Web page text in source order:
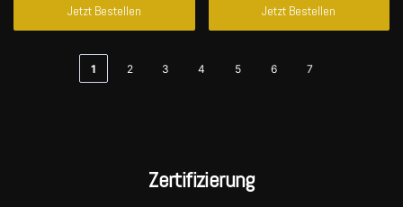
Jetzt Bestellen Jetzt Bestellen
1 2 3 4 5 6 7
Zertifizierung